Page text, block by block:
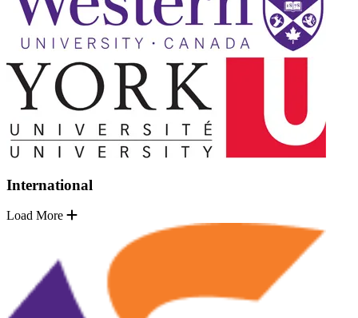
International
Load More